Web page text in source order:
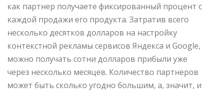
как партнер получаете фиксированный процент с
каждой продажи его продукта. Затратив всего
несколько десятков долларов на настройку
контекстной рекламы сервисов Яндекса и Google,
можно получать сотни долларов прибыли уже
через несколько месяцев. Количество партнеров
может быть сколько угодно большим, а, значит, и